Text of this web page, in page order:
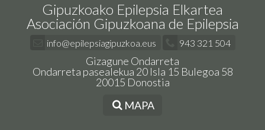
Gipuzkoako Epilepsia Elkartea
Asociación Gipuzkoana de Epilepsia
info@epilepsiagipuzkoa.eus 943 321 504
Gizagune Ondarreta
Ondarreta pasealekua 20 Isla 15 Bulegoa 58
20015 Donostia
MAPA